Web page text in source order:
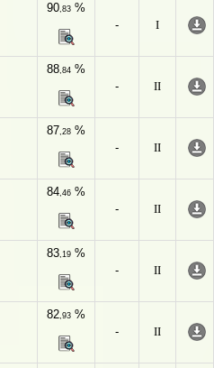
90,83 %
-
I
88,84 %
-
II
87,28 %
-
II
84,46 %
-
II
83,19 %
-
II
82,93 %
-
II